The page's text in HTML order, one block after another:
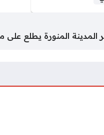
المدينة المنورة يطلع